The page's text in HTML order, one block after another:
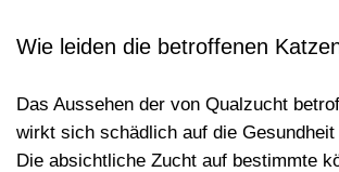
Wie leiden die betroffenen
Das Aussehen der von Qualzucht
wirkt sich schädlich auf die Gesundheit
Die absichtliche Zucht auf bestimmte